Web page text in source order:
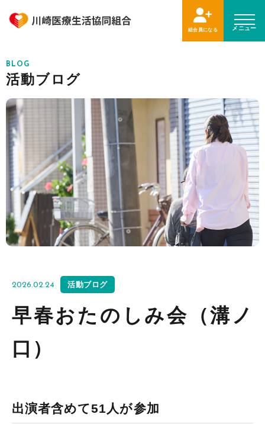
組合員になる メニュー
BLOG
活動ブログ
2026.02.24 活動ブログ
早春おたのしみ会（溝ノ
口）
出演者含めて51人が参加